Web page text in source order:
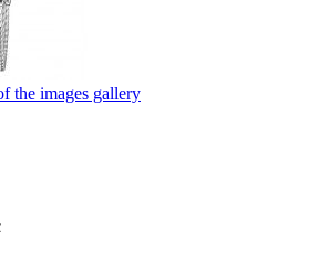
the images gallery